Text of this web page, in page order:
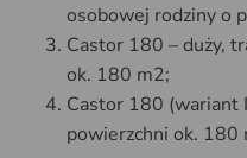
osobowej rodziny o
Castor 180 – duży,
ok. 180 m2;
Castor 180 (wariant
powierzchni ok. 180